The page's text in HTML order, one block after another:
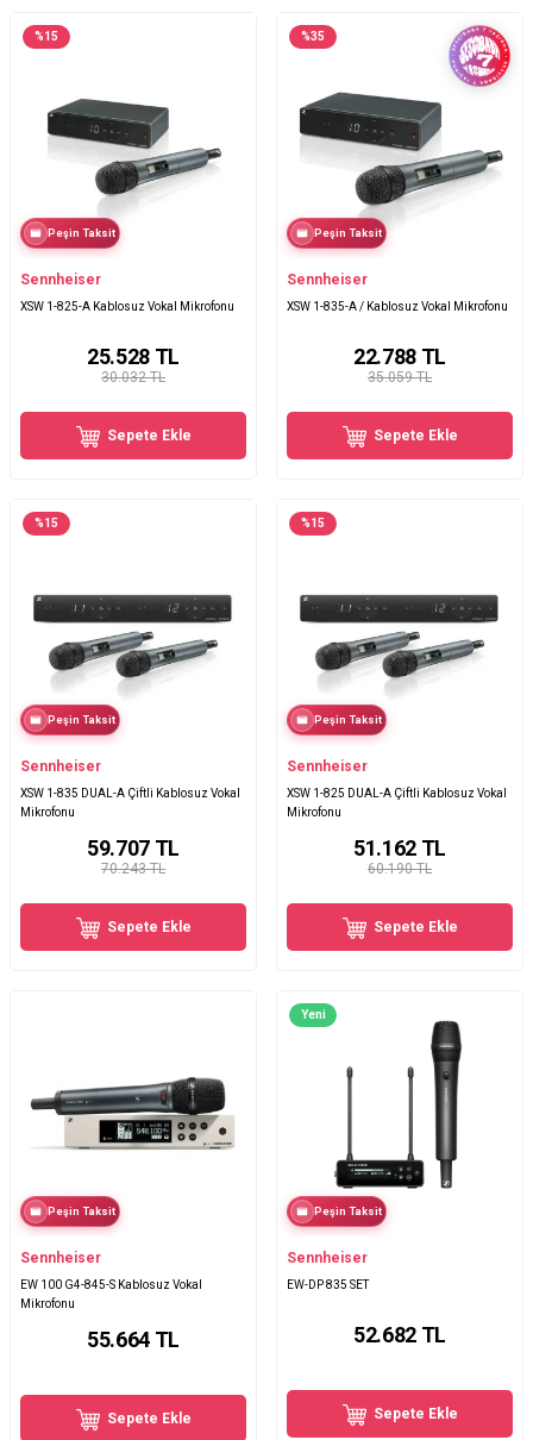
%15
Peşin Taksit
Sennheiser
XSW 1-825-A Kablosuz Vokal Mikrofonu
30.032 TL
25.528TL
Sepete Ekle
%35
Peşin Taksit
Sennheiser
XSW 1-835-A / Kablosuz Vokal Mikrofonu
35.059 TL
22.788TL
Sepete Ekle
%15
Peşin Taksit
Sennheiser
XSW 1-835 DUAL-A Çiftli Kablosuz Vokal
Mikrofonu
70.243 TL
59.707TL
Sepete Ekle
%15
Peşin Taksit
Sennheiser
XSW 1-825 DUAL-A Çiftli Kablosuz Vokal
Mikrofonu
60.190 TL
51.162TL
Sepete Ekle
Peşin Taksit
Sennheiser
EW 100 G4-845-S Kablosuz Vokal
Mikrofonu
55.664TL
Sepete Ekle
Yeni
Peşin Taksit
Sennheiser
EW-DP 835 SET
52.682TL
Sepete Ekle